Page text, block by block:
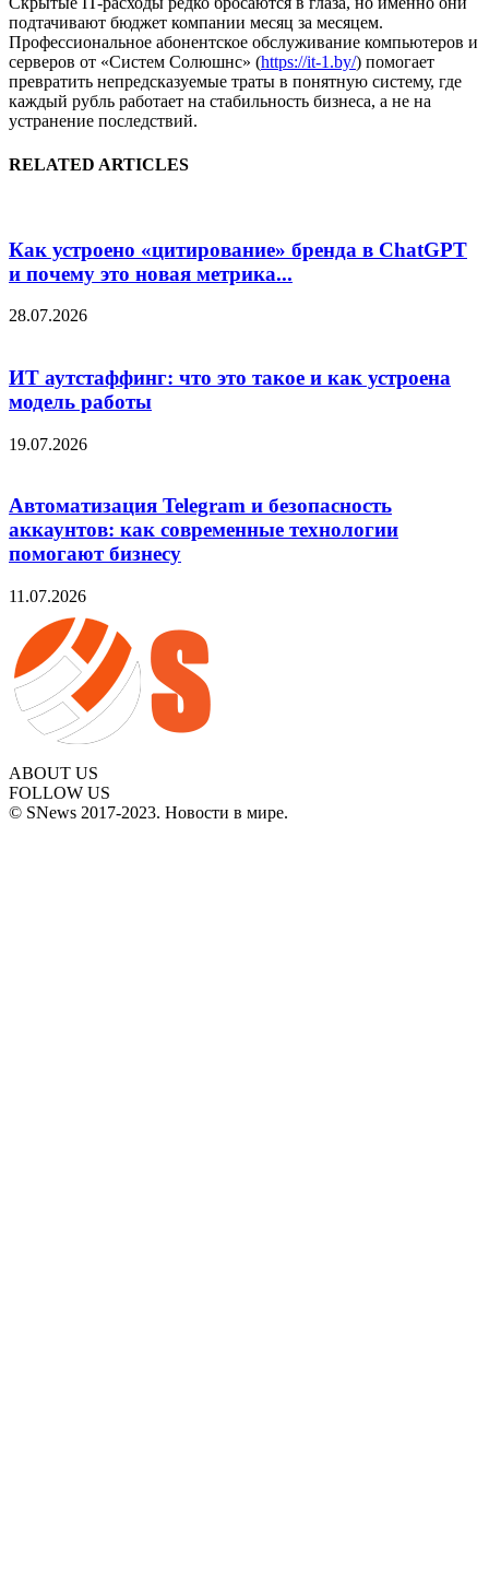
подтачивают бюджет компании месяц за месяцем.
Профессиональное абонентское обслуживание компьютеров и
серверов от «Систем Солюшнс» (https://it-1.by/) помогает
превратить непредсказуемые траты в понятную систему, где
каждый рубль работает на стабильность бизнеса, а не на
устранение последствий.
RELATED ARTICLES
Как устроено «цитирование» бренда в ChatGPT
и почему это новая метрика...
28.07.2026
ИТ аутстаффинг: что это такое и как устроена
модель работы
19.07.2026
Автоматизация Telegram и безопасность
аккаунтов: как современные технологии
помогают бизнесу
11.07.2026
ABOUT US
FOLLOW US
© SNews 2017-2023. Новости в мире.